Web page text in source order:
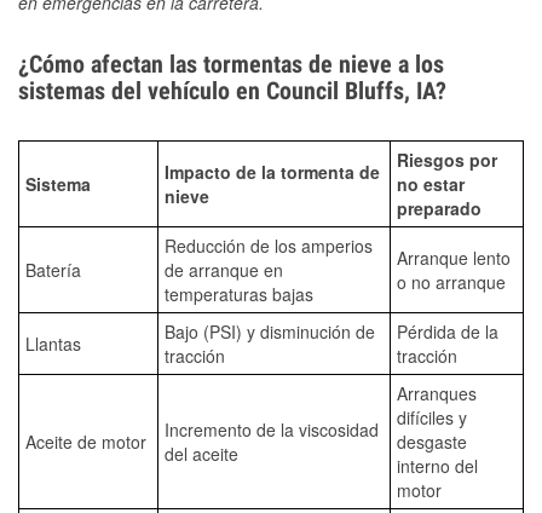
¿Cómo afectan las tormentas de nieve a los
sistemas del vehículo en Council Bluffs, IA?
Sistema
Impacto de la tormenta de
nieve
Riesgos por
no estar
preparado
Batería
Reducción de los amperios
de arranque en
temperaturas bajas
Arranque lento
o no arranque
Llantas
Bajo (PSI) y disminución de
tracción
Pérdida de la
tracción
Aceite de motor
Incremento de la viscosidad
del aceite
Arranques
difíciles y
desgaste
interno del
motor